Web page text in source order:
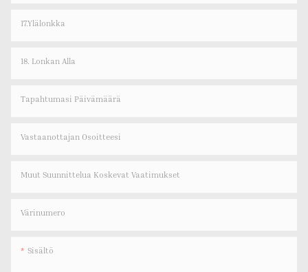
17.Ylälonkka
18. Lonkan Alla
Tapahtumasi Päivämäärä
Vastaanottajan Osoitteesi
Muut Suunnittelua Koskevat Vaatimukset
Värinumero
Sisältö